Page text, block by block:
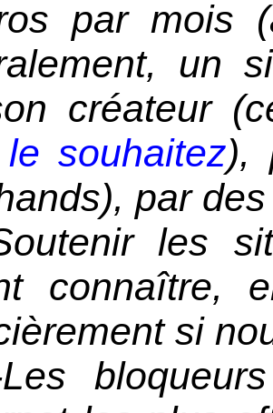
par mois
un
créateur
souhaitez),
par
les
connaître,
si